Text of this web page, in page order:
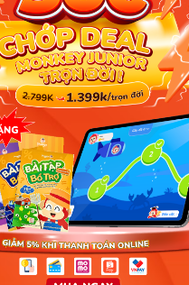
Cơn thịnh nộ (ăn
| Kỷ luật tích cực #17